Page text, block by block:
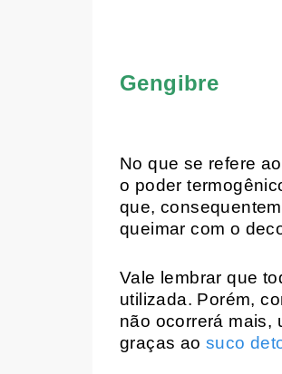
Gengibre
No que se refere
o poder
que,
queimar com o
Vale lembrar que
utilizada. Porém,
não ocorrerá mais,
graças aosuco